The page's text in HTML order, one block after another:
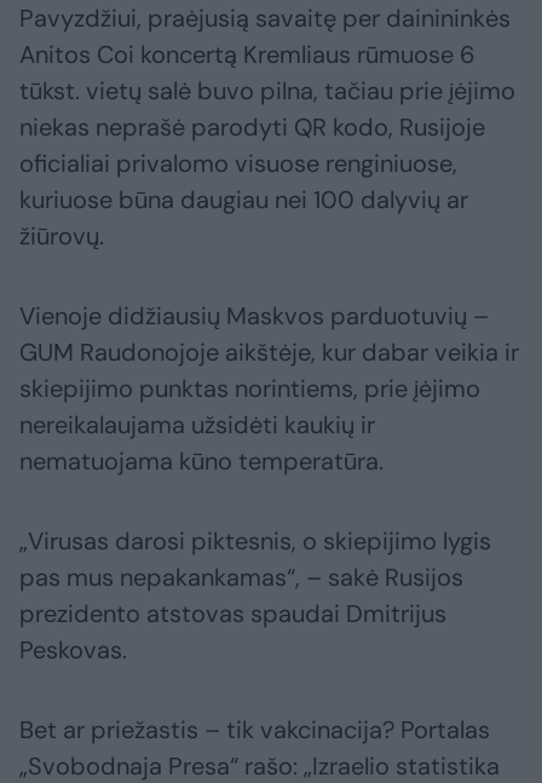
Pavyzdžiui, praėjusią savaitę per dainininkės
Anitos Coi koncertą Kremliaus rūmuose 6
tūkst. vietų salė buvo pilna, tačiau prie įėjimo
niekas neprašė parodyti QR kodo, Rusijoje
oficialiai privalomo visuose renginiuose,
kuriuose būna daugiau nei 100 dalyvių ar
žiūrovų.
Vienoje didžiausių Maskvos parduotuvių –
GUM Raudonojoje aikštėje, kur dabar veikia ir
skiepijimo punktas norintiems, prie įėjimo
nereikalaujama užsidėti kaukių ir
nematuojama kūno temperatūra.
„Virusas darosi piktesnis, o skiepijimo lygis
pas mus nepakankamas“, – sakė Rusijos
prezidento atstovas spaudai Dmitrijus
Peskovas.
Bet ar priežastis – tik vakcinacija? Portalas
„Svobodnaja Presa“ rašo: „Izraelio statistika